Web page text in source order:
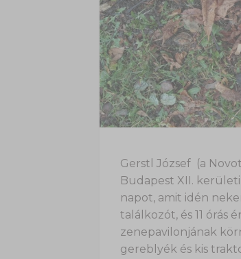
Gerstl József (a
Budapest XII.
napot, amit idén
találkozót, és 11 órás
zenepavilonjának
gereblyék és kis